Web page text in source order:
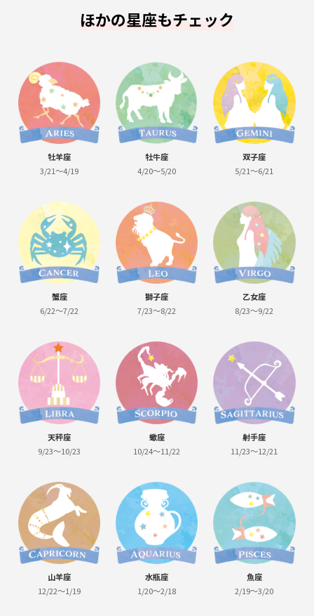
ほかの星座もチェック
牡羊座
3/21～4/19
牡牛座
4/20～5/20
双子座
5/21～6/21
蟹座
6/22～7/22
獅子座
7/23～8/22
乙女座
8/23～9/22
天秤座
9/23～10/23
蠍座
10/24～11/22
射手座
11/23～12/21
山羊座
12/22～1/19
水瓶座
1/20～2/18
魚座
2/19～3/20